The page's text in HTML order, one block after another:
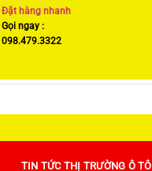
Đặt hàng nhanh
Gọi ngay :
098.479.3322
TIN TỨC THỊ TRƯỜNG Ô TÔ